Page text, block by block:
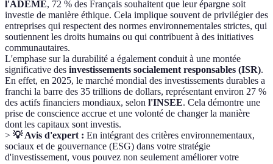
l'ADEME, 72 % des Français souhaitent que leur épargne soit
investie de manière éthique. Cela implique souvent de privilégier des
entreprises qui respectent des normes environnementales strictes, qui
soutiennent les droits humains ou qui contribuent à des initiatives
communautaires.
L'emphase sur la durabilité a également conduit à une montée
significative des investissements socialement responsables (ISR).
En effet, en 2025, le marché mondial des investissements durables a
franchi la barre des 35 trillions de dollars, représentant environ 27 %
des actifs financiers mondiaux, selon l'INSEE. Cela démontre une
prise de conscience accrue et une volonté de changer la manière
dont les capitaux sont investis.
> 💡 Avis d'expert : En intégrant des critères environnementaux,
sociaux et de gouvernance (ESG) dans votre stratégie
d'investissement, vous pouvez non seulement améliorer votre